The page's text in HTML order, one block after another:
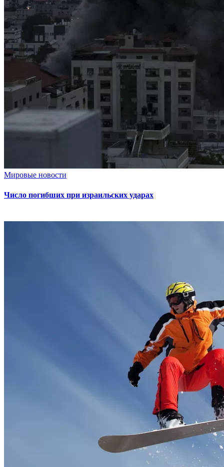
Мировые новости
Число погибших при израильских ударах